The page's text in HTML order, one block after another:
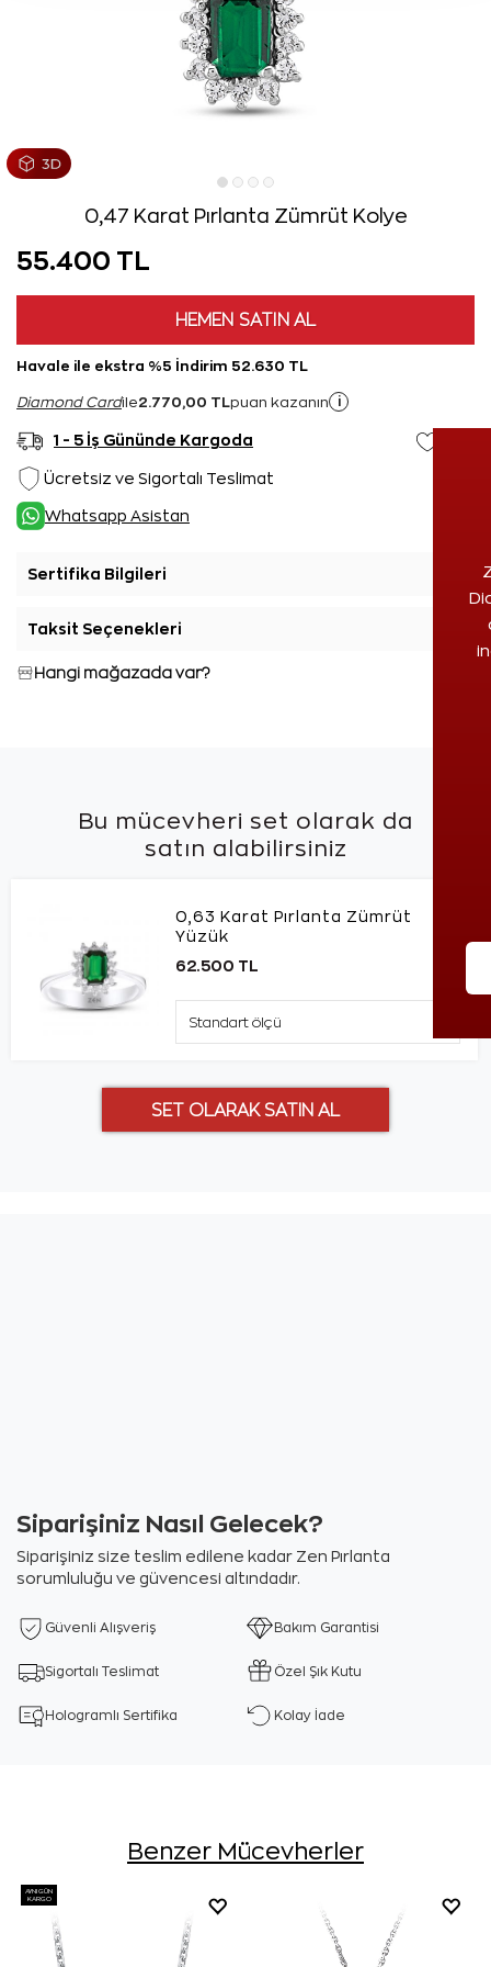
0,47 Karat Pırlanta Zümrüt Kolye
55.400 TL
HEMEN SATIN AL
Havale ile ekstra %5 İndirim 52.630 TL
Diamond Cardile2.770,00 TL puan kazanın i
1 - 5 İş Gününde Kargoda
Ücretsiz ve Sigortalı Teslimat
Whatsapp Asistan
Sertifika Bilgileri
Taksit Seçenekleri
Hangi mağazada var?
Bu mücevheri set olarak da
satın alabilirsiniz
0,63 Karat Pırlanta Zümrüt
Yüzük
62.500 TL
Siparişiniz Nasıl Gelecek?
Siparişiniz size teslim edilene kadar Zen Pırlanta
sorumluluğu ve güvencesi altındadır.
Güvenli Alışveriş Bakım Garantisi
Sigortalı Teslimat Özel Şık Kutu
Hologramlı Sertifika Kolay İade
Benzer Mücevherler
AYNI GÜN
KARGO